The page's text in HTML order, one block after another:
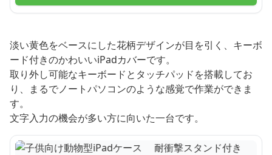
淡い黄色をベースにした花柄デザインが目を引く、キーボ
ード付きのかわいいiPadカバーです。
取り外し可能なキーボードとタッチパッドを搭載してお
り、まるでノートパソコンのような感覚で作業ができま
す。
文字入力の機会が多い方に向いた一台です。